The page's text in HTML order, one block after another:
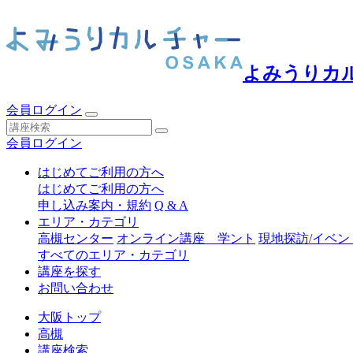
よみうりカ
会員ログイン
会員ログイン
はじめてご利用の方へ
はじめてご利用の方へ
申し込み案内・規約 Q & A
エリア・カテゴリ
高槻センター オンライン講座 学ント 現地探訪/イベン
すべてのエリア・カテゴリ
講座を探す
お問い合わせ
大阪トップ
高槻
講座検索